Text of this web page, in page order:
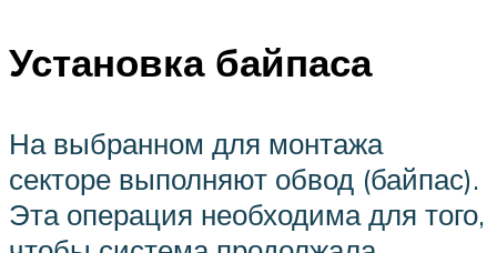
Установка байпаса
На выбранном для монтажа
секторе выполняют обвод (байпас).
Эта операция необходима для того,